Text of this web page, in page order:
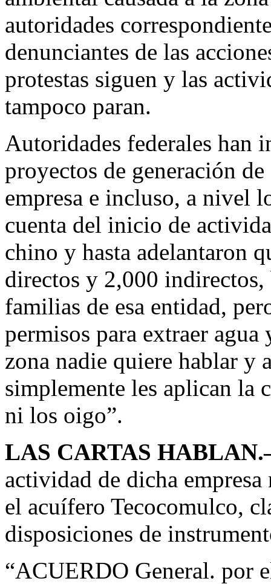
autoridades
denunciantes de las
protestas siguen y las
tampoco paran.
Autoridades federales han
proyectos de generación
empresa e incluso, a nivel
cuenta del inicio de
chino y hasta adelantaron
directos y 2,000
familias de esa entidad,
permisos para extraer
zona nadie quiere hablar y
simplemente les aplican la
ni los oigo”.
LAS CARTAS
actividad de dicha
el acuífero Tecocomulco,
disposiciones de
“ACUERDO General. por